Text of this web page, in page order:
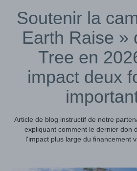
Soutenir la
Earth Raise »
Tree en
impact deux
Article de blog instructif de notre
expliquant comment le dernier don
l'impact plus large du financement